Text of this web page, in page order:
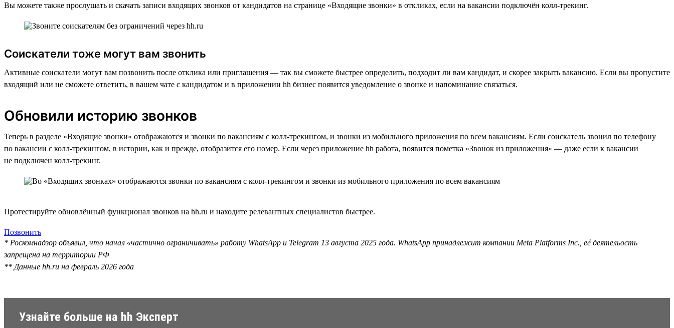
Вы можете также прослушать и скачать записи входящих звонков от кандидатов на странице «Входящие звонки» в откликах, если на вакансии подключён колл-трекинг.
Соискатели тоже могут вам звонить
Активные соискатели могут вам позвонить после отклика или приглашения — так вы сможете быстрее определить, подходит ли вам кандидат, и скорее закрыть вакансию. Если вы пропустите
входящий или не сможете ответить, в вашем чате с кандидатом и в приложении hh бизнес появится уведомление о звонке и напоминание связаться.
Обновили историю звонков
Теперь в разделе «Входящие звонки» отображаются и звонки по вакансиям с колл-трекингом, и звонки из мобильного приложения по всем вакансиям. Если соискатель звонил по телефону
по вакансии с колл-трекингом, в истории, как и прежде, отобразится его номер. Если через приложение hh работа, появится пометка «Звонок из приложения» — даже если к вакансии
не подключен колл-трекинг.
Протестируйте обновлённый функционал звонков на hh.ru и находите релевантных специалистов быстрее.
Позвонить
* Роскомнадзор объявил, что начал «частично ограничивать» работу WhatsApp и Telegram 13 августа 2025 года. WhatsApp принадлежит компании Meta Platforms Inc., её деятельость
запрещена на территории РФ
** Данные hh.ru на февраль 2026 года
Узнайте больше на hh Эксперт